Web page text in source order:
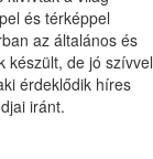
és térképpel
az általános és
készült, de jó szívvel
érdeklődik híres
iránt.